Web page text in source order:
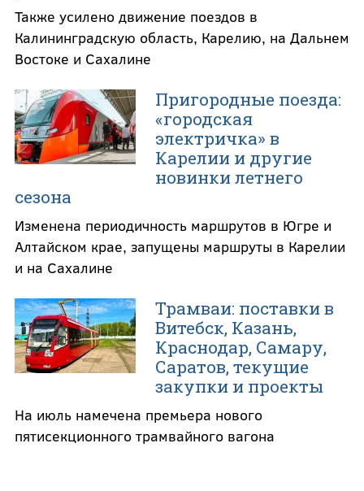
Также усилено движение поездов в
Калининградскую область, Карелию, на Дальнем
Востоке и Сахалине
Пригородные поезда:
«городская
электричка» в
Карелии и другие
новинки летнего
сезона
Изменена периодичность маршрутов в Югре и
Алтайском крае, запущены маршруты в Карелии
и на Сахалине
Трамваи: поставки в
Витебск, Казань,
Краснодар, Самару,
Саратов, текущие
закупки и проекты
На июль намечена премьера нового
пятисекционного трамвайного вагона